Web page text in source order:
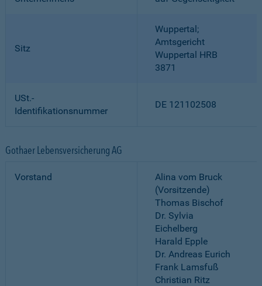
Sitz
Wuppertal;
Amtsgericht
Wuppertal HRB
3871
USt.-
Identifikationsnummer
DE 121102508
Gothaer Lebensversicherung AG
Vorstand
Alina vom Bruck
(Vorsitzende)
Thomas Bischof
Dr. Sylvia
Eichelberg
Harald Epple
Dr. Andreas Eurich
Frank Lamsfuß
Christian Ritz